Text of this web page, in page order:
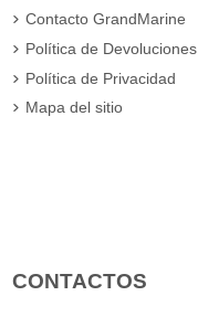
Contacto GrandMarine
Política de Devoluciones
Política de Privacidad
Mapa del sitio
CONTACTOS